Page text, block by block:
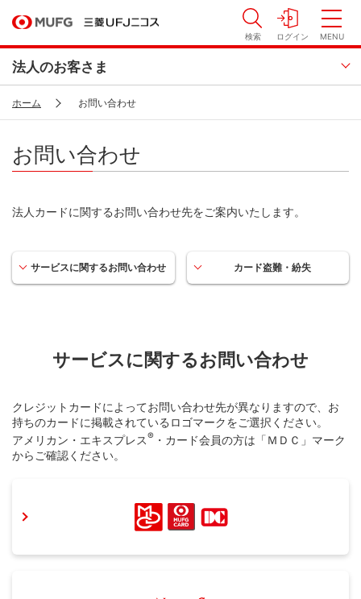
検索 ログイン MENU
法人のお客さま
ホーム お問い合わせ
お問い合わせ
法人カードに関するお問い合わせ先をご案内いたします。
サービスに関するお問い合わせ カード盗難・紛失
サービスに関するお問い合わせ
クレジットカードによってお問い合わせ先が異なりますので、お
持ちのカードに掲載されているロゴマークをご選択ください。
アメリカン・エキスプレス® ・カード会員の方は「ＭＤＣ」マーク
からご確認ください。